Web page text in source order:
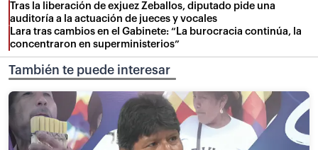
Tras la liberación de exjuez Zeballos, diputado pide una
auditoría a la actuación de jueces y vocales
Lara tras cambios en el Gabinete: “La burocracia continúa, la
concentraron en superministerios”
También te puede interesar